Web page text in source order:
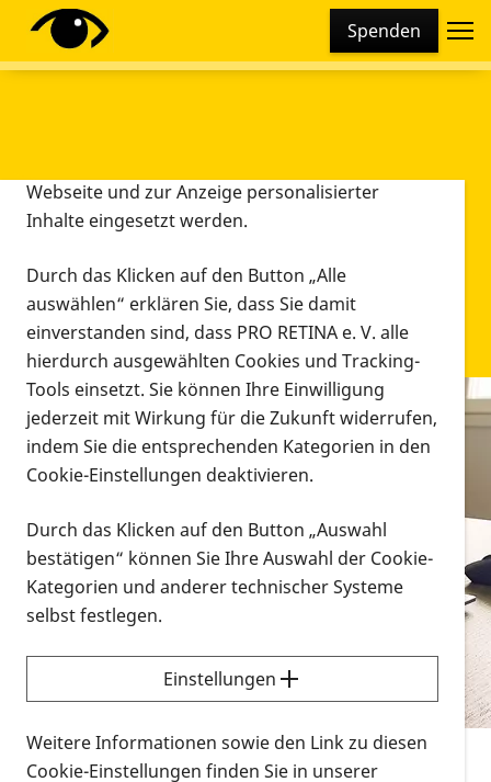
Spenden
Infomaterial
Infomaterial
Vorlesen
Alle Infomaterialien in verschiedenen
Formaten an einem Ort
Sie möchten wissen, wie Sie nach Infonmaterial
suchen und dieses bestellen bzw. herunterladen
können? Schauen Sie sich dieErklärvideos zum
Thema Infomaterial auf der PRO RETINA-Website
für blinde und sehbehinderte Menschen an.
Diese Webseite setzt verschiedene Cookies und
Tracking-Tools ein. Dies beinhaltet Cookies und
Webseite und zur Anzeige personalisierter
Inhalte eingesetzt werden.
Durch das Klicken auf den Button „Alle
auswählen“ erklären Sie, dass Sie damit
einverstanden sind, dass PRO RETINA e. V. alle
hierdurch ausgewählten Cookies und Tracking-
Tools einsetzt. Sie können Ihre Einwilligung
jederzeit mit Wirkung für die Zukunft widerrufen,
indem Sie die entsprechenden Kategorien in den
Cookie-Einstellungen deaktivieren.
Durch das Klicken auf den Button „Auswahl
bestätigen“ können Sie Ihre Auswahl der Cookie-
Kategorien und anderer technischer Systeme
selbst festlegen.
Einstellungen
Weitere Informationen sowie den Link zu diesen
Cookie-Einstellungen finden Sie in unserer